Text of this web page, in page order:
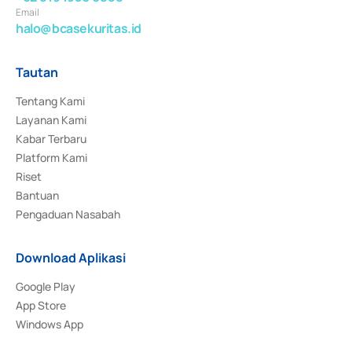
Email
halo@bcasekuritas.id
Tautan
Tentang Kami
Layanan Kami
Kabar Terbaru
Platform Kami
Riset
Bantuan
Pengaduan Nasabah
Download Aplikasi
Google Play
App Store
Windows App